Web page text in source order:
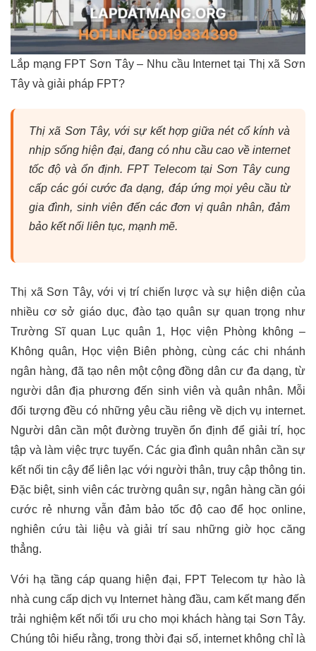
Lắp mạng FPT Sơn Tây – Nhu cầu Internet tại Thị xã Sơn
Tây và giải pháp FPT?
Thị xã Sơn Tây, với sự kết hợp giữa nét cổ kính và
nhịp sống hiện đại, đang có nhu cầu cao về internet
tốc độ và ổn định. FPT Telecom tại Sơn Tây cung
cấp các gói cước đa dạng, đáp ứng mọi yêu cầu từ
gia đình, sinh viên đến các đơn vị quân nhân, đảm
bảo kết nối liên tục, mạnh mẽ.
Thị xã Sơn Tây, với vị trí chiến lược và sự hiện diện của
nhiều cơ sở giáo dục, đào tạo quân sự quan trọng như
Trường Sĩ quan Lục quân 1, Học viện Phòng không –
Không quân, Học viện Biên phòng, cùng các chi nhánh
ngân hàng, đã tạo nên một cộng đồng dân cư đa dạng, từ
người dân địa phương đến sinh viên và quân nhân. Mỗi
đối tượng đều có những yêu cầu riêng về dịch vụ internet.
Người dân cần một đường truyền ổn định để giải trí, học
tập và làm việc trực tuyến. Các gia đình quân nhân cần sự
kết nối tin cậy để liên lạc với người thân, truy cập thông tin.
Đặc biệt, sinh viên các trường quân sự, ngân hàng cần gói
cước rẻ nhưng vẫn đảm bảo tốc độ cao để học online,
nghiên cứu tài liệu và giải trí sau những giờ học căng
thẳng.
Với hạ tầng cáp quang hiện đại, FPT Telecom tự hào là
nhà cung cấp dịch vụ Internet hàng đầu, cam kết mang đến
trải nghiệm kết nối tối ưu cho mọi khách hàng tại Sơn Tây.
Chúng tôi hiểu rằng, trong thời đại số, internet không chỉ là